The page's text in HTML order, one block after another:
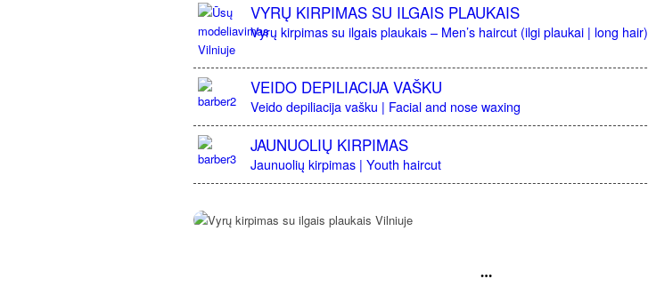
VYRŲ KIRPIMAS SU ILGAIS PLAUKAIS
Vyrų kirpimas su ilgais plaukais – Men’s haircut (ilgi plaukai | long hair)
VEIDO DEPILIACIJA VAŠKU
Veido depiliacija vašku | Facial and nose waxing
JAUNUOLIŲ KIRPIMAS
Jaunuolių kirpimas | Youth haircut